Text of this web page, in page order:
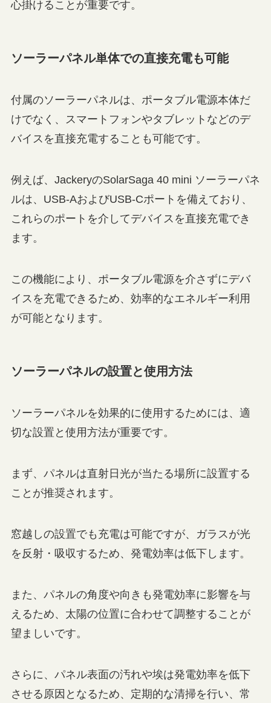
心掛けることが重要です。
ソーラーパネル単体での直接充電も可能
付属のソーラーパネルは、ポータブル電源本体だ
けでなく、スマートフォンやタブレットなどのデ
バイスを直接充電することも可能です。
例えば、JackeryのSolarSaga 40 mini ソーラーパネ
ルは、USB-AおよびUSB-Cポートを備えており、
これらのポートを介してデバイスを直接充電でき
ます。
この機能により、ポータブル電源を介さずにデバ
イスを充電できるため、効率的なエネルギー利用
が可能となります。
ソーラーパネルの設置と使用方法
ソーラーパネルを効果的に使用するためには、適
切な設置と使用方法が重要です。
まず、パネルは直射日光が当たる場所に設置する
ことが推奨されます。
窓越しの設置でも充電は可能ですが、ガラスが光
を反射・吸収するため、発電効率は低下します。
また、パネルの角度や向きも発電効率に影響を与
えるため、太陽の位置に合わせて調整することが
望ましいです。
さらに、パネル表面の汚れや埃は発電効率を低下
させる原因となるため、定期的な清掃を行い、常